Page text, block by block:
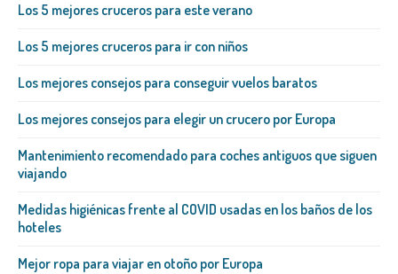
Los 5 mejores cruceros para este verano
Los 5 mejores cruceros para ir con niños
Los mejores consejos para conseguir vuelos baratos
Los mejores consejos para elegir un crucero por Europa
Mantenimiento recomendado para coches antiguos que siguen
viajando
Medidas higiénicas frente al COVID usadas en los baños de los
hoteles
Mejor ropa para viajar en otoño por Europa